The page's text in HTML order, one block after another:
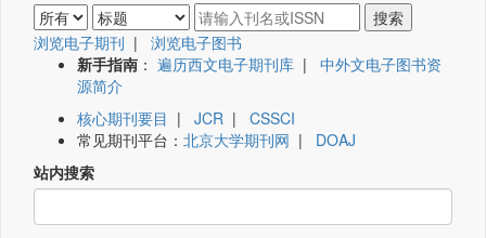
浏览电子期刊 | 浏览电子图书
新手指南 ： 遍历西文电子期刊库 | 中外文电子图书资
源简介
核心期刊要目 | JCR | CSSCI
常见期刊平台： 北京大学期刊网 | DOAJ
站内搜索